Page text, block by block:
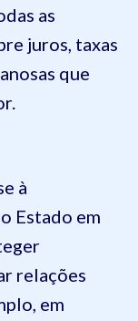
as
juros, taxas
que
à
Estado em
relações
em